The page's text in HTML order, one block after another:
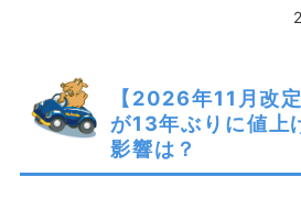
【2026年11月改
が13年ぶりに値上
影響は？